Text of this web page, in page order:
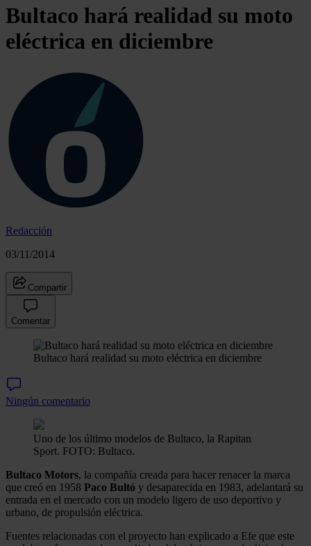
Bultaco hará realidad su moto
eléctrica en diciembre
Redacción
03/11/2014
Compartir
Comentar
Bultaco hará realidad su moto eléctrica en diciembre
Ningún comentario
Uno de los último modelos de Bultaco, la Rapitan
Sport. FOTO: Bultaco.
Bultaco Motors, la compañía creada para hacer renacer la marca
que creó en 1958 Paco Bultó y desaparecida en 1983, adelantará su
entrada en el mercado con un modelo ligero de uso deportivo y
urbano, de propulsión eléctrica.
Fuentes relacionadas con el proyecto han explicado a Efe que este